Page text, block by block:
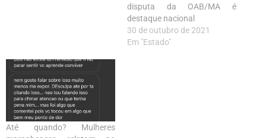
disputa da OAB/MA é
destaque nacional
30 de outubro de 2021
Em "Estado"
Até quando? Mulheres